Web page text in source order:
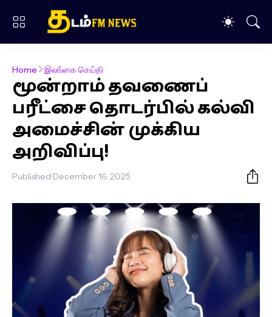
Home இலங்கை செய்தி
மூன்றாம் தவணைப்
பரீட்சை தொடர்பில் கல்வி
அமைச்சின் முக்கிய
அறிவிப்பு!
Published:December 16, 2025